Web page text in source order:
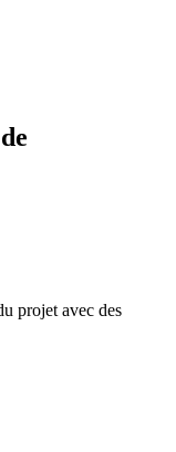
projet avec des